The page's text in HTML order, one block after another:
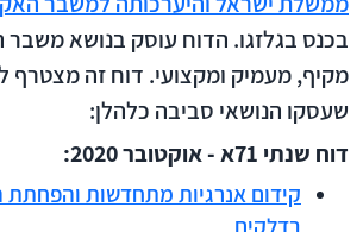
בכנס בגלזגו. הדוח עוסק בנושא משבר
מקיף, מעמיק ומקצועי. דוח זה מצטרף
שעסקו הנושאי סביבה כלהלן:
דוח שנתי 71א - אוקטובר 2020:
קידום אנרגיות מתחדשות והפחתת
בדלקים